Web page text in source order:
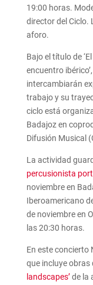
19:00 horas.
director del Ciclo.
aforo.
Bajo el título de
encuentro
intercambiarán
trabajo y su
ciclo está
Badajoz en
Difusión Musical
La actividad
percusionista
noviembre en
Iberoamericano
de noviembre en
las 20:30 horas.
En este concierto
que incluye obras
landscapes’de la